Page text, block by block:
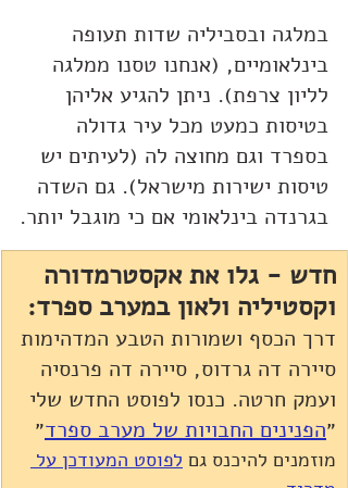
במלגה ובסביליה שדות תעופה
בינלאומיים, (אנחנו טסנו ממלגה
לליון צרפת). ניתן להגיע אליהן
בטיסות כמעט מכל עיר גדולה
בספרד וגם מחוצה לה (לעיתים יש
טיסות ישירות מישראל). גם השדה
בגרנדה בינלאומי אם כי מוגבל יותר.
חדש - גלו את אקסטרמדורה
וקסטיליה ולאון במערב ספרד:
דרך הכסף ושמורות הטבע המדהימות
סיירה דה גרדוס, סיירה דה פרנסיה
ועמק חרטה. כנסו לפוסט החדש שלי
״הפנינים החבויות של מערב ספרד״
מוזמנים להיכנס גם לפוסט המעודכן על